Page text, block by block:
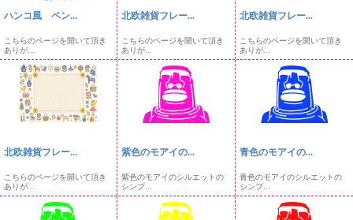
ハンコ風 ペン...
こちらのページを開いて頂き
ありが...
北欧雑貨フレー...
こちらのページを開いて頂き
ありが...
北欧雑貨フレー...
こちらのページを開いて頂き
ありが...
北欧雑貨フレー...
こちらのページを開いて頂き
ありが...
紫色のモアイの...
紫色のモアイのシルエットの
シンプ...
青色のモアイの...
青色のモアイのシルエットの
シンプ...